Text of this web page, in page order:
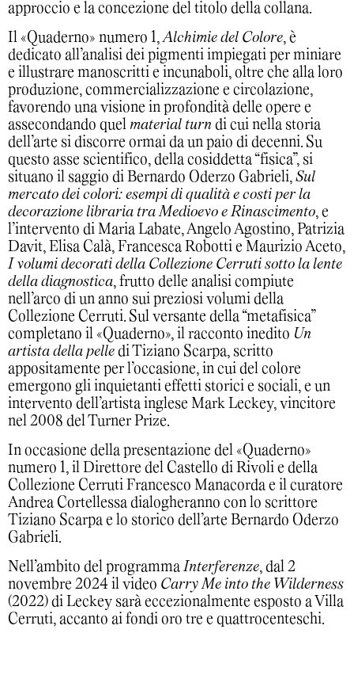
approccio e la concezione del titolo della collana.
Il «Quaderno» numero 1,Alchimie del Colore, è
dedicato all’analisi dei pigmenti impiegati per miniare
e illustrare manoscritti e incunaboli, oltre che alla loro
produzione, commercializzazione e circolazione,
favorendo una visione in profondità delle opere e
assecondando quel material turn di cui nella storia
dell’arte si discorre ormai da un paio di decenni. Su
questo asse scientifico, della cosiddetta “fisica”, si
situano il saggio di Bernardo Oderzo Gabrieli, Sul
mercato dei colori: esempi di qualità e costi per la
decorazione libraria tra Medioevo e Rinascimento, e
l’intervento di Maria Labate, Angelo Agostino, Patrizia
Davit, Elisa Calà, Francesca Robotti e Maurizio Aceto,
I volumi decorati della Collezione Cerruti sotto la lente
della diagnostica, frutto delle analisi compiute
nell’arco di un anno sui preziosi volumi della
Collezione Cerruti. Sul versante della “metafisica”
completano il «Quaderno», il racconto inedito Un
artista della pelle di Tiziano Scarpa, scritto
appositamente per l’occasione, in cui del colore
emergono gli inquietanti effetti storici e sociali, e un
intervento dell’artista inglese Mark Leckey, vincitore
nel 2008 del Turner Prize.
In occasione della presentazione del «Quaderno»
numero 1, il Direttore del Castello di Rivoli e della
Collezione Cerruti Francesco Manacorda e il curatore
Andrea Cortellessa dialogheranno con lo scrittore
Tiziano Scarpa e lo storico dell’arte Bernardo Oderzo
Gabrieli.
Nell’ambito del programmaInterferenze, dal 2
novembre 2024 il video Carry Me into the Wilderness
(2022) di Leckey sarà eccezionalmente esposto a Villa
Cerruti, accanto ai fondi oro tre e quattrocenteschi.